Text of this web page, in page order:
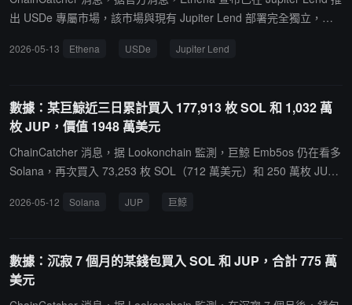
出 USDe 專屬市場，該市場與現有 Jupiter Lend 部署完全獨立，由
在 Jupiter Lend 上存入 USDe、進行借貸及槓桿 USDe 策略操作。
2026-05-13 Ethena USDe Jupiter Lend
數據：某巨鯨近三日累計買入 177,913 枚 SOL 和 1,032 萬
枚 JUP，價值 1948 萬美元
ChainCatcher 消息，据 Lookonchain 監測，巨鯨 Emb5os 仍在看多
Solana，再次買入 73,253 枚 SOL（712 萬美元）和 250 萬枚 JUP
（1,692 萬美元）和 1,032 萬枚 JUP（256 萬美元）。
2026-05-12 Solana JUP 巨鯨
數據：沉寂 7 個月的某錢包買入 SOL 和 JUP，合計 775 萬
美元